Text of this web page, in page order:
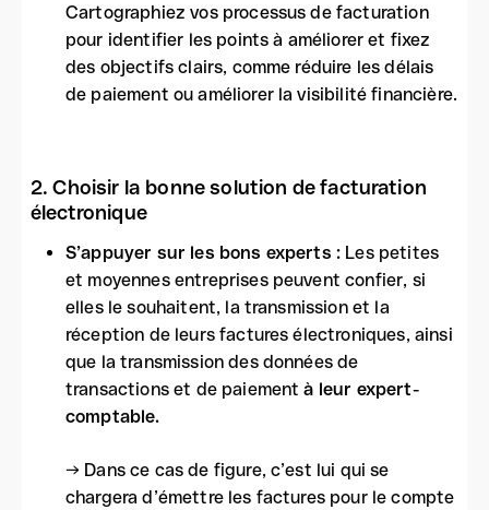
Cartographiez vos processus de facturation
pour identifier les points à améliorer et fixez
des objectifs clairs, comme réduire les délais
de paiement ou améliorer la visibilité financière.
2. Choisir la bonne solution de facturation
électronique
S’appuyer sur les bons experts : Les petites
et moyennes entreprises peuvent confier, si
elles le souhaitent, la transmission et la
réception de leurs factures électroniques, ainsi
que la transmission des données de
transactions et de paiementà leur expert-
comptable.
→ Dans ce cas de figure, c’est lui qui se
chargera d’émettre les factures pour le compte